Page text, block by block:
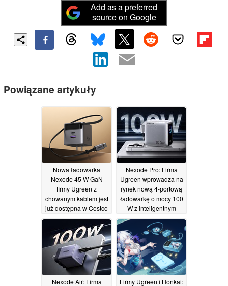
Add as a preferred
source on Google
Powiązane artykuły
Nowa ładowarka
Nexode 45 W GaN
firmy Ugreen z
chowanym kablem jest
już dostępna w Costco
08/07/2026
Nexode Pro: Firma
Ugreen wprowadza na
rynek nową 4-portową
ładowarkę o mocy 100
W z inteligentnym
wyświetlaczem
02/07/2026
Nexode Air: Firma
Firmy Ugreen i Honkai: